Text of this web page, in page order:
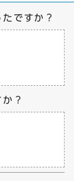
ですか？
？